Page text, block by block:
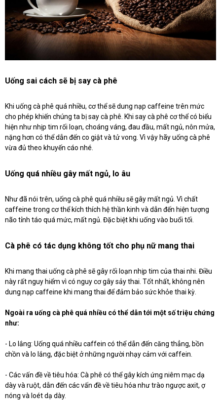
Uống sai cách sẽ bị say cà phê
Khi uống cà phê quá nhiều, cơ thể sẽ dung nạp caffeine trên mức
cho phép khiến chúng ta bị say cà phê. Khi say cà phê cơ thể có biểu
hiện như nhịp tim rối loạn, choáng váng, đau đầu, mất ngủ, nôn mửa,
nặng hơn có thể dẫn đến co giật và tử vong. Vì vậy hãy uống cà phê
vừa đủ theo khuyến cáo nhé.
Uống quá nhiều gây mất ngủ, lo âu
Như đã nói trên, uống cà phê quá nhiều sẽ gây mất ngủ. Vì chất
caffeine trong cơ thể kích thích hệ thần kinh và dẫn đến hiện tượng
não tỉnh táo quá mức, mất ngủ. Đặc biệt khi uống vào buổi tối.
Cà phê có tác dụng không tốt cho phụ nữ mang thai
Khi mang thai uống cà phê sẽ gây rối loạn nhịp tim của thai nhi. Điều
này rất nguy hiểm vì có nguy cơ gây sảy thai. Tốt nhất, không nên
dung nạp caffeine khi mang thai để đảm bảo sức khỏe thai kỳ.
Ngoài ra uống cà phê quá nhiều có thể dẫn tới một số triệu chứng
như:
- Lo lắng: Uống quá nhiều caffein có thể dẫn đến căng thẳng, bồn
chồn và lo lắng, đặc biệt ở những người nhạy cảm với caffein.
- Các vấn đề về tiêu hóa: Cà phê có thể gây kích ứng niêm mạc dạ
dày và ruột, dẫn đến các vấn đề về tiêu hóa như trào ngược axit, ợ
nóng và loét dạ dày.